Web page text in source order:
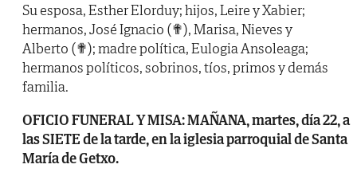
Su esposa, Esther Elorduy; hijos, Leire y Xabier;
hermanos, José Ignacio (✟), Marisa, Nieves y
Alberto (✟); madre política, Eulogia Ansoleaga;
hermanos políticos, sobrinos, tíos, primos y demás
familia.
OFICIO FUNERAL Y MISA: MAÑANA, martes, día 22, a
las SIETE de la tarde, en la iglesia parroquial de Santa
María de Getxo.